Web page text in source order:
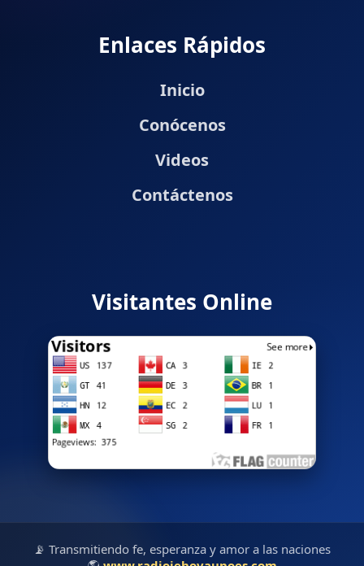
Enlaces Rápidos
Inicio
Conócenos
Videos
Contáctenos
Visitantes Online
📡 Transmitiendo fe, esperanza y amor a las naciones